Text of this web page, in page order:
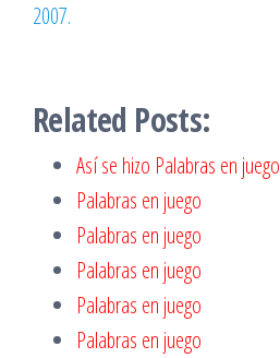
2007.
Related Posts:
Así se hizo Palabras en juego
Palabras en juego
Palabras en juego
Palabras en juego
Palabras en juego
Palabras en juego